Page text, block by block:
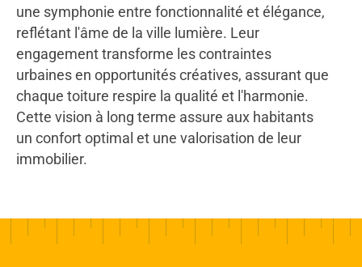
une symphonie entre fonctionnalité et élégance,
reflétant l'âme de la ville lumière. Leur
engagement transforme les contraintes
urbaines en opportunités créatives, assurant que
chaque toiture respire la qualité et l'harmonie.
Cette vision à long terme assure aux habitants
un confort optimal et une valorisation de leur
immobilier.